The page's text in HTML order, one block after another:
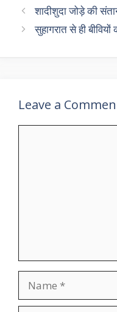
शादीशुदा जोड़े की
सुहागरात से ही
Leave a